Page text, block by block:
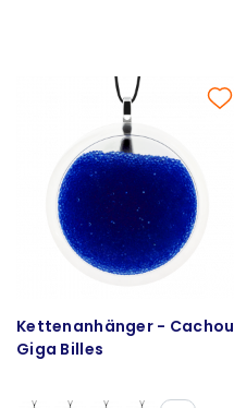
Kettenanhänger - Cachou
Giga Billes